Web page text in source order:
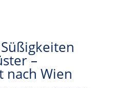
–
nach Wien